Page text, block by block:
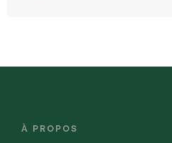
À PROPOS